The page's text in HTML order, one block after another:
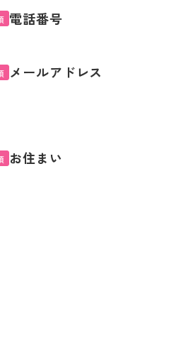
電話番号
メールアドレス
お住まい